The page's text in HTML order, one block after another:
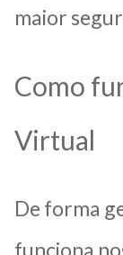
maior
Como
Virtual
De forma
funciona